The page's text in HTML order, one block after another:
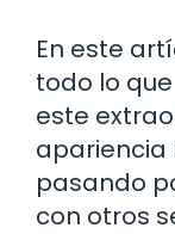
En este
todo lo
este
apariencia
pasando
con otros